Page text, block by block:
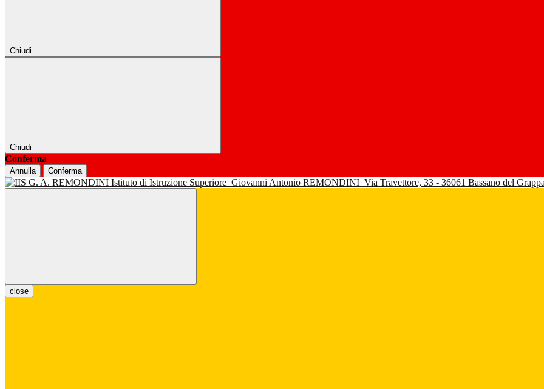
Chiudi
Chiudi
Conferma
Annulla Conferma
Istituto di Istruzione Superiore Giovanni Antonio REMONDINI Via Travettore, 33 - 36061 Bassano del
close